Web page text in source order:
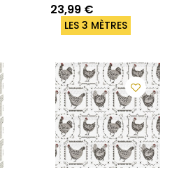
23,99 €
LES 3 MÈTRES